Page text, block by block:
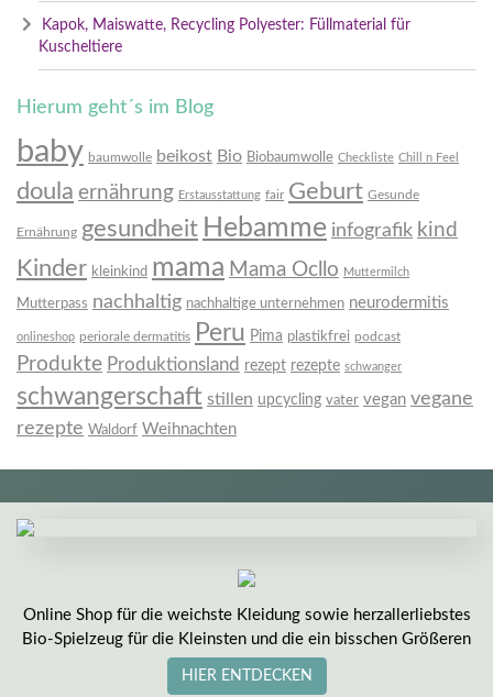
Kapok, Maiswatte, Recycling Polyester: Füllmaterial für
Kuscheltiere
Hierum geht´s im Blog
baby baumwolle beikost Bio Biobaumwolle Checkliste Chill n Feel
doula ernährung Erstausstattung fair Geburt Gesunde
Ernährung gesundheit Hebamme infografik kind
Kinder kleinkind mama Mama Ocllo Muttermilch
Mutterpass nachhaltig nachhaltige unternehmen neurodermitis
onlineshop periorale dermatitis Peru Pima plastikfrei podcast
Produkte Produktionsland rezept rezepte schwanger
schwangerschaft stillen upcycling vater vegan vegane
rezepte Waldorf Weihnachten
Online Shop für die weichste Kleidung sowie herzallerliebstes
Bio-Spielzeug für die Kleinsten und die ein bisschen Größeren
HIER ENTDECKEN